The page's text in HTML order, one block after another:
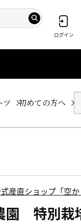
ログイン
ツ 初めての方へ
産直ショップ「空か
園 特別栽